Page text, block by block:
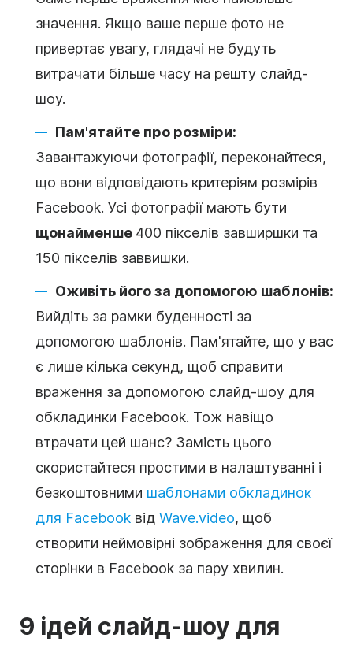
значення. Якщо ваше перше фото не
привертає увагу, глядачі не будуть
витрачати більше часу на решту слайд-
шоу.
Пам'ятайте про розміри:
Завантажуючи фотографії, переконайтеся,
що вони відповідають критеріям розмірів
Facebook. Усі фотографії мають бути
щонайменше 400 пікселів завширшки та
150 пікселів заввишки.
Оживіть його за допомогою шаблонів:
Вийдіть за рамки буденності за
допомогою шаблонів. Пам'ятайте, що у вас
є лише кілька секунд, щоб справити
враження за допомогою слайд-шоу для
обкладинки Facebook. Тож навіщо
втрачати цей шанс? Замість цього
скористайтеся простими в налаштуванні і
безкоштовними шаблонами обкладинок
для Facebook від Wave.video, щоб
створити неймовірні зображення для своєї
сторінки в Facebook за пару хвилин.
9 ідей слайд-шоу для